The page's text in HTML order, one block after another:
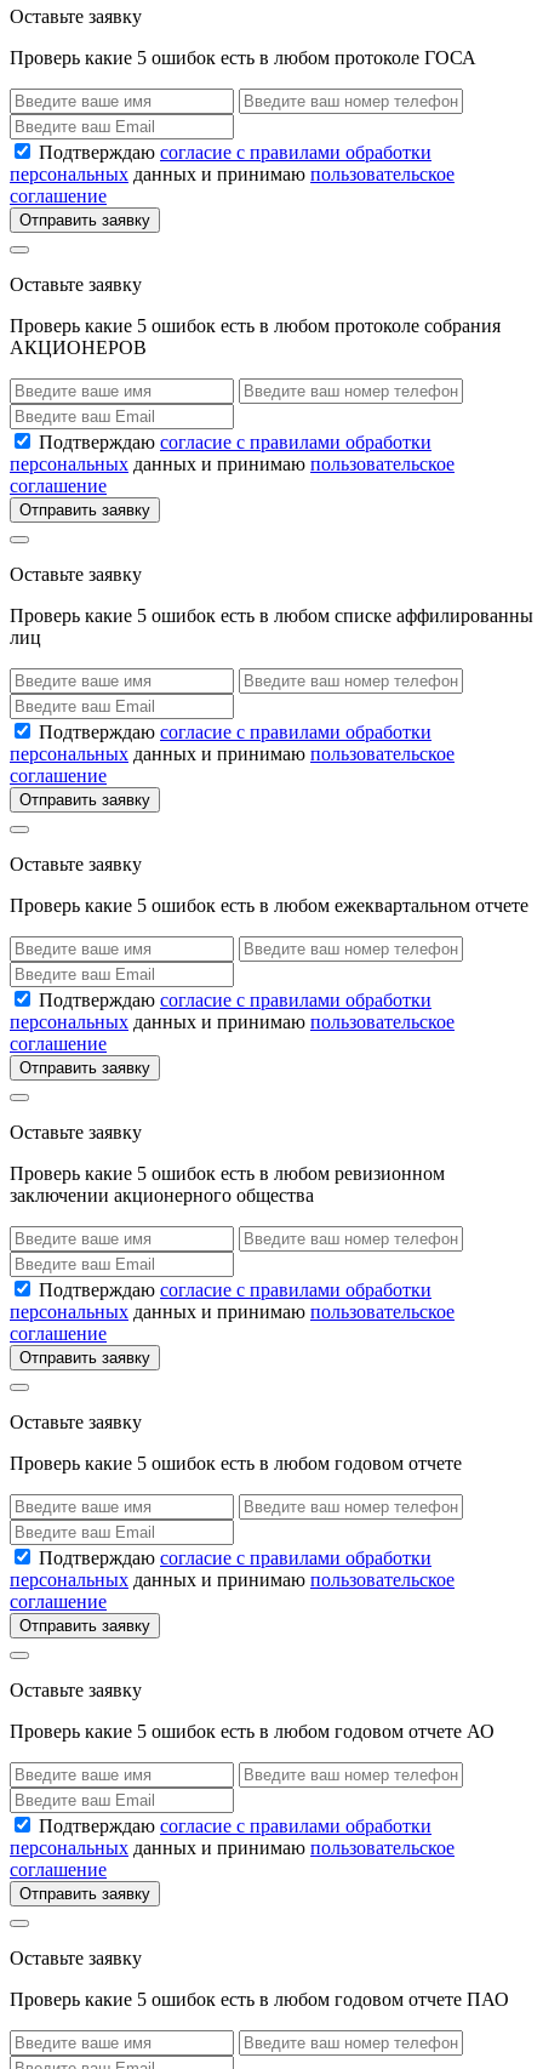
Оставьте заявку
Проверь какие 5 ошибок есть в любом протоколе ГОСА
Подтверждаю согласие с правилами обработки
персональных данных и принимаю пользовательское
соглашение
Отправить заявку
Оставьте заявку
Проверь какие 5 ошибок есть в любом протоколе собрания
АКЦИОНЕРОВ
Подтверждаю согласие с правилами обработки
персональных данных и принимаю пользовательское
соглашение
Отправить заявку
Оставьте заявку
Проверь какие 5 ошибок есть в любом списке аффилированны
лиц
Подтверждаю согласие с правилами обработки
персональных данных и принимаю пользовательское
соглашение
Отправить заявку
Оставьте заявку
Проверь какие 5 ошибок есть в любом ежеквартальном отчете
Подтверждаю согласие с правилами обработки
персональных данных и принимаю пользовательское
соглашение
Отправить заявку
Оставьте заявку
Проверь какие 5 ошибок есть в любом ревизионном
заключении акционерного общества
Подтверждаю согласие с правилами обработки
персональных данных и принимаю пользовательское
соглашение
Отправить заявку
Оставьте заявку
Проверь какие 5 ошибок есть в любом годовом отчете
Подтверждаю согласие с правилами обработки
персональных данных и принимаю пользовательское
соглашение
Отправить заявку
Оставьте заявку
Проверь какие 5 ошибок есть в любом годовом отчете АО
Подтверждаю согласие с правилами обработки
персональных данных и принимаю пользовательское
соглашение
Отправить заявку
Оставьте заявку
Проверь какие 5 ошибок есть в любом годовом отчете ПАО